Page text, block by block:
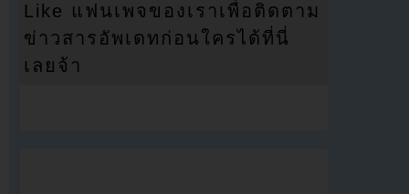
Like แฟนเพจของเราเพื่อติดตาม
ข่าวสารอัพเดทก่อนใครได้ที่นี่
เลยจ้า